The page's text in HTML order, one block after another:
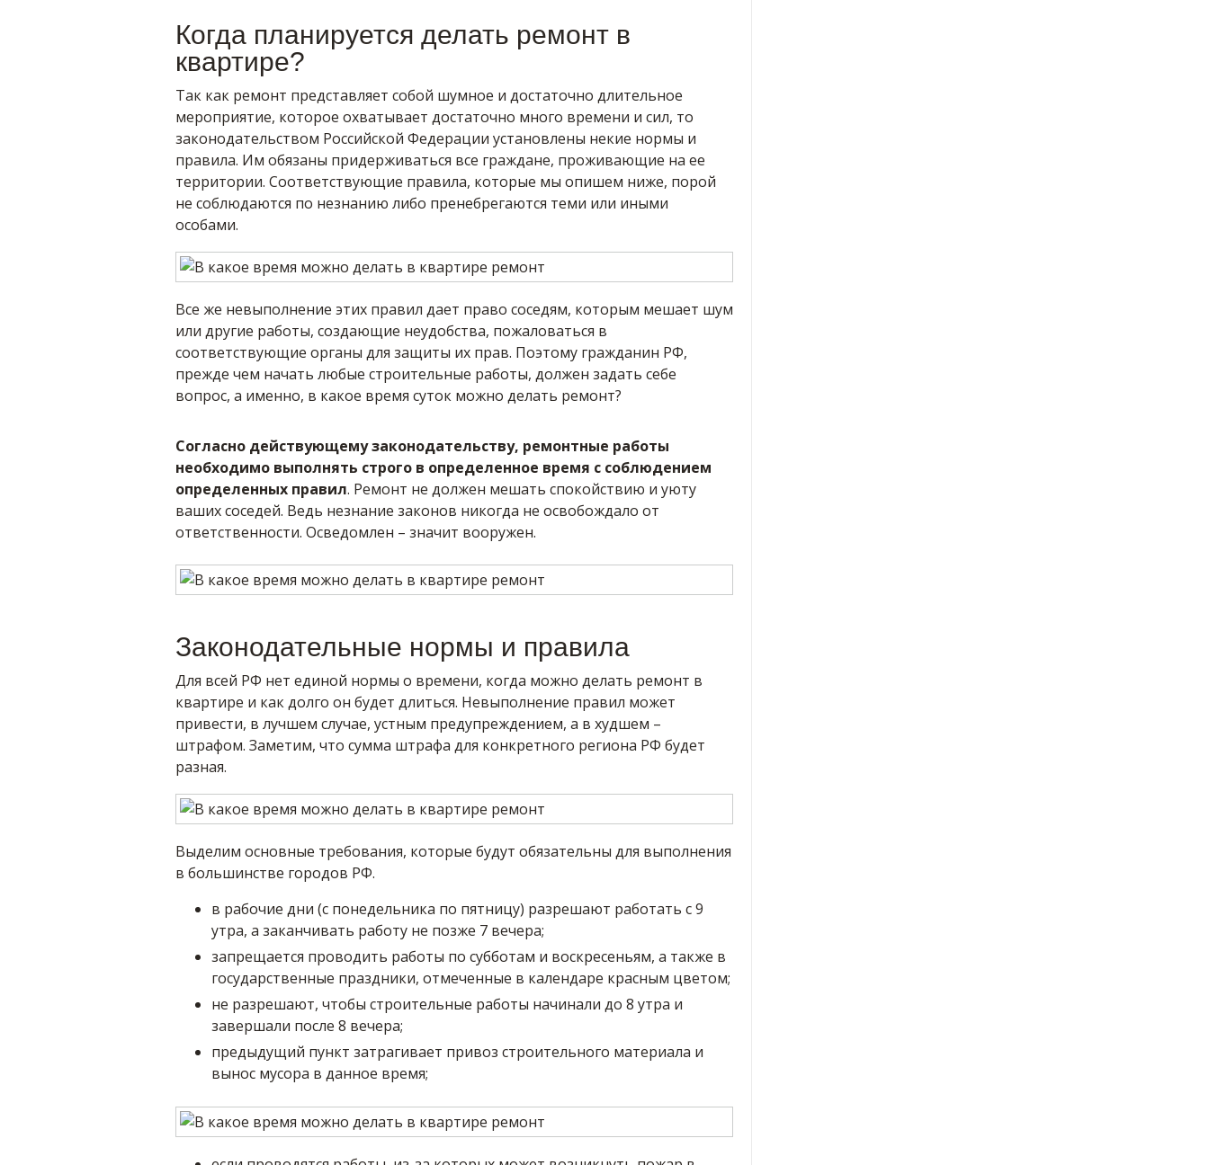
Когда планируется делать ремонт в
квартире?
Так как ремонт представляет собой шумное и достаточно длительное
мероприятие, которое охватывает достаточно много времени и сил, то
законодательством Российской Федерации установлены некие нормы и
правила. Им обязаны придерживаться все граждане, проживающие на ее
территории. Соответствующие правила, которые мы опишем ниже, порой
не соблюдаются по незнанию либо пренебрегаются теми или иными
особами.
Все же невыполнение этих правил дает право соседям, которым мешает шум
или другие работы, создающие неудобства, пожаловаться в
соответствующие органы для защиты их прав. Поэтому гражданин РФ,
прежде чем начать любые строительные работы, должен задать себе
вопрос, а именно, в какое время суток можно делать ремонт?
Согласно действующему законодательству, ремонтные работы
необходимо выполнять строго в определенное время с соблюдением
определенных правил. Ремонт не должен мешать спокойствию и уюту
ваших соседей. Ведь незнание законов никогда не освобождало от
ответственности. Осведомлен – значит вооружен.
Законодательные нормы и правила
Для всей РФ нет единой нормы о времени, когда можно делать ремонт в
квартире и как долго он будет длиться. Невыполнение правил может
привести, в лучшем случае, устным предупреждением, а в худшем –
штрафом. Заметим, что сумма штрафа для конкретного региона РФ будет
разная.
Выделим основные требования, которые будут обязательны для выполнения
в большинстве городов РФ.
в рабочие дни (с понедельника по пятницу) разрешают работать с 9
утра, а заканчивать работу не позже 7 вечера;
запрещается проводить работы по субботам и воскресеньям, а также в
государственные праздники, отмеченные в календаре красным цветом;
не разрешают, чтобы строительные работы начинали до 8 утра и
завершали после 8 вечера;
предыдущий пункт затрагивает привоз строительного материала и
вынос мусора в данное время;